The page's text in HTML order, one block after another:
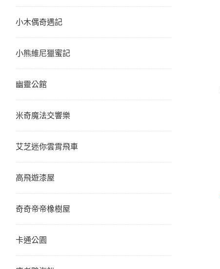
小木偶奇遇記
小熊維尼獵蜜記
幽靈公館
米奇魔法交響樂
艾芝迷你雲霄飛車
高飛遊漆屋
奇奇帝帝橡樹屋
卡通公園